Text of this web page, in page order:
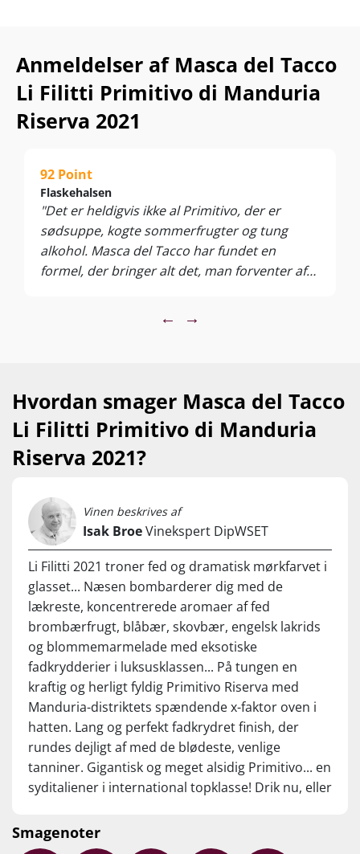
Anmeldelser af Masca del Tacco
Li Filitti Primitivo di Manduria
Riserva 2021
92 Point
Flaskehalsen
"Det er heldigvis ikke al Primitivo, der er
sødsuppe, kogte sommerfrugter og tung
alkohol. Masca del Tacco har fundet en
formel, der bringer alt det, man forventer af
vin er først og fremmest, at den ikke virker
tung på den forcerede og utålmodige måde.
Dybden virker mere naturlig og som en
konsekvens af druernes reelle smag og
99,95 | Supervin | 5 Stjerner – Imponerende
kvalitet til prisen"
← →
Hvordan smager Masca del Tacco
Li Filitti Primitivo di Manduria
Riserva 2021?
Vinen beskrives af
Isak BroeVinekspert DipWSET
Li Filitti 2021 troner fed og dramatisk mørkfarvet i
glasset... Næsen bombarderer dig med de
lækreste, koncentrerede aromaer af fed
brombærfrugt, blåbær, skovbær, engelsk lakrids
og blommemarmelade med eksotiske
fadkrydderier i luksusklassen... På tungen en
kraftig og herligt fyldig Primitivo Riserva med
Manduria-distriktets spændende x-faktor oven i
hatten. Lang og perfekt fadkrydret finish, der
rundes dejligt af med de blødeste, venlige
tanniner. Gigantisk og meget alsidig Primitivo... en
syditaliener i international topklasse! Drik nu, eller
Smagenoter